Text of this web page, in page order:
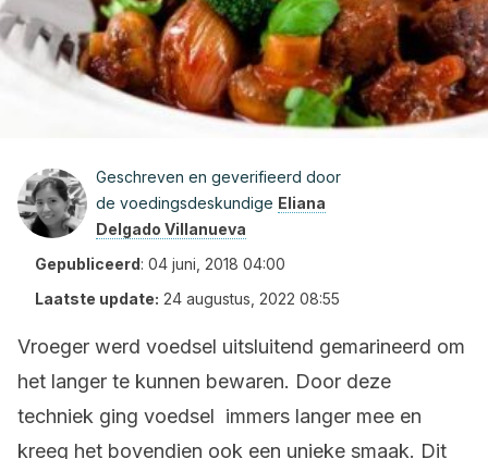
Geschreven en geverifieerd door
de voedingsdeskundige Eliana
Delgado Villanueva
Gepubliceerd: 04 juni, 2018 04:00
Laatste update: 24 augustus, 2022 08:55
Vroeger werd voedsel uitsluitend gemarineerd om
het langer te kunnen bewaren. Door deze
techniek ging voedsel immers langer mee en
kreeg het bovendien ook een unieke smaak. Dit